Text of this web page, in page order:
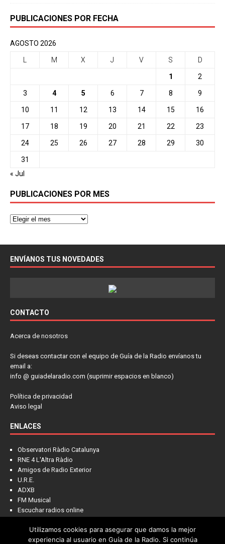
PUBLICACIONES POR FECHA
AGOSTO 2026
L M X J V S D
1 2
3 4 5 6 7 8 9
10 11 12 13 14 15 16
17 18 19 20 21 22 23
24 25 26 27 28 29 30
31
« Jul
PUBLICACIONES POR MES
ENVÍANOS TUS NOVEDADES
CONTACTO
Acerca de nosotros
Si deseas contactar con el equipo de Guía de la Radio envíanos tu
email a:
info @ guiadelaradio.com (suprimir espacios en blanco)
Política de privacidad
Aviso legal
ENLACES
Observatori Ràdio Catalunya
RNE 4 L'Altra Ràdio
Amigos de Radio Exterior
U.R.E.
ADXB
FM Musical
Escuchar radios online
Utilizamos cookies para asegurar que damos la mejor
experiencia al usuario en Guía de la Radio. Si continúa